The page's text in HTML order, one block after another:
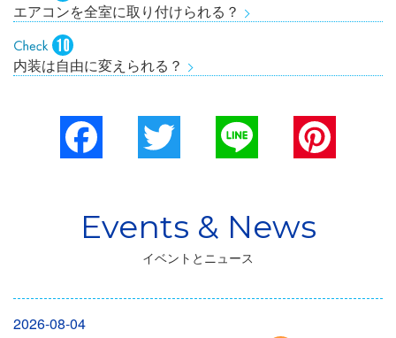
エアコンを全室に取り付けられる？
内装は自由に変えられる？
Facebook
イベントとニュース
2026-08-04